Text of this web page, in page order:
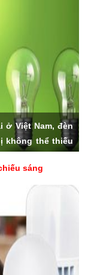
ở Việt Nam, đèn
không thể thiếu
đèn LED
khi chúng ta có
số đặc biệt
sáng